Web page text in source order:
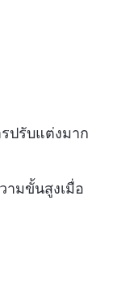
ปรับแต่งมาก
ามขั้นสูงเมื่อ